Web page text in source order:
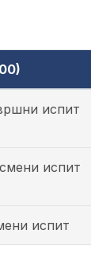
испит
испит
испит